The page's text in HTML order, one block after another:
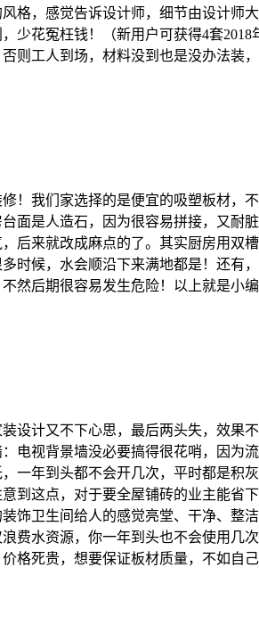
格，感觉告诉设计师，细节由设计师
少花冤枉钱！（新用户可获得4套
则工人到场，材料没到也是没办法装
！我们家选择的是便宜的吸塑板材，
面是人造石，因为很容易拼接，又耐
后来就改成麻点的了。其实厨房用双
时候，水会顺沿下来满地都是！还有
然后期很容易发生危险！以上就是小
设计又不下心思，最后两头失，效果
电视背景墙没必要搞得很花哨，因为
年到头都不会开几次，平时都是积
到这点，对于要全屋铺砖的业主能省
卫生间给人的感觉亮堂、干净、整
费水资源，你一年到头也不会使用几
格死贵，想要保证板材质量，不如自